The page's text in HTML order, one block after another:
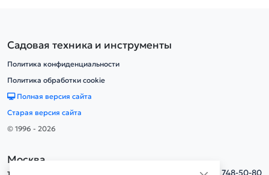
Садовая техника и инструменты
Политика конфиденциальности
Политика обработки cookie
Полная версия сайта
Старая версия сайта
© 1996 - 2026
Москва